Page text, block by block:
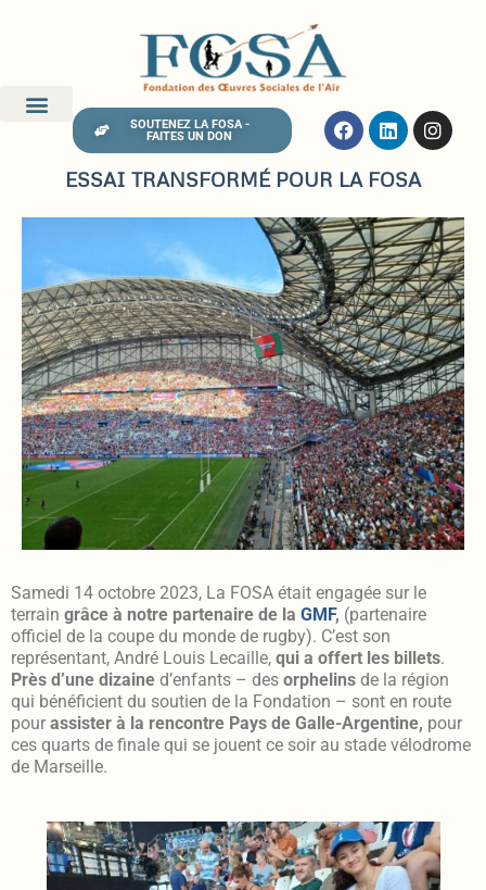
SOUTENEZ LA FOSA -
FAITES UN DON
ESSAI TRANSFORMÉ POUR LA FOSA
Samedi 14 octobre 2023, La FOSA était engagée sur le
terrain grâce à notre partenaire de la GMF, (partenaire
officiel de la coupe du monde de rugby). C’est son
représentant, André Louis Lecaille, qui a offert les billets.
Près d’une dizaine d’enfants – des orphelins de la région
qui bénéficient du soutien de la Fondation – sont en route
pour assister à la rencontre Pays de Galle-Argentine, pour
ces quarts de finale qui se jouent ce soir au stade vélodrome
de Marseille.